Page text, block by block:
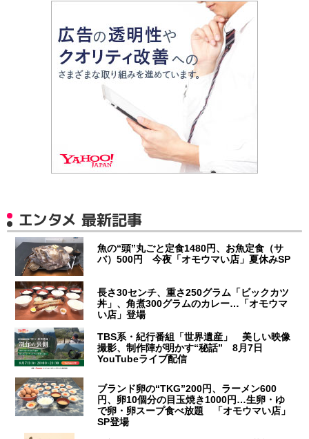
エンタメ 最新記事
魚の“頭”丸ごと定食1480円、お魚定食（サ
バ）500円 今夜「オモウマい店」夏休みSP
長さ30センチ、重さ250グラム「ビックカツ
丼」、角煮300グラムのカレー…「オモウマ
い店」登場
TBS系・紀行番組「世界遺産」 美しい映像
撮影、制作陣が明かす“秘話” 8月7日
YouTubeライブ配信
ブランド卵の“TKG”200円、ラーメン600
円、卵10個分の目玉焼き1000円…生卵・ゆ
で卵・卵スープ食べ放題 「オモウマい店」
SP登場